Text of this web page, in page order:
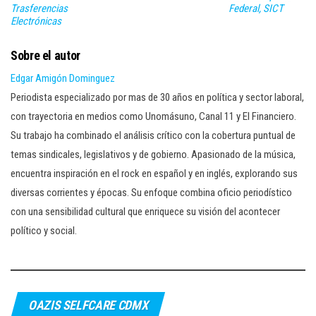
Trasferencias
Electrónicas
Federal, SICT
Sobre el autor
Edgar Amigón Dominguez
Periodista especializado por mas de 30 años en política y sector laboral,
con trayectoria en medios como Unomásuno, Canal 11 y El Financiero.
Su trabajo ha combinado el análisis crítico con la cobertura puntual de
temas sindicales, legislativos y de gobierno. Apasionado de la música,
encuentra inspiración en el rock en español y en inglés, explorando sus
diversas corrientes y épocas. Su enfoque combina oficio periodístico
con una sensibilidad cultural que enriquece su visión del acontecer
político y social.
OAZIS SELFCARE CDMX